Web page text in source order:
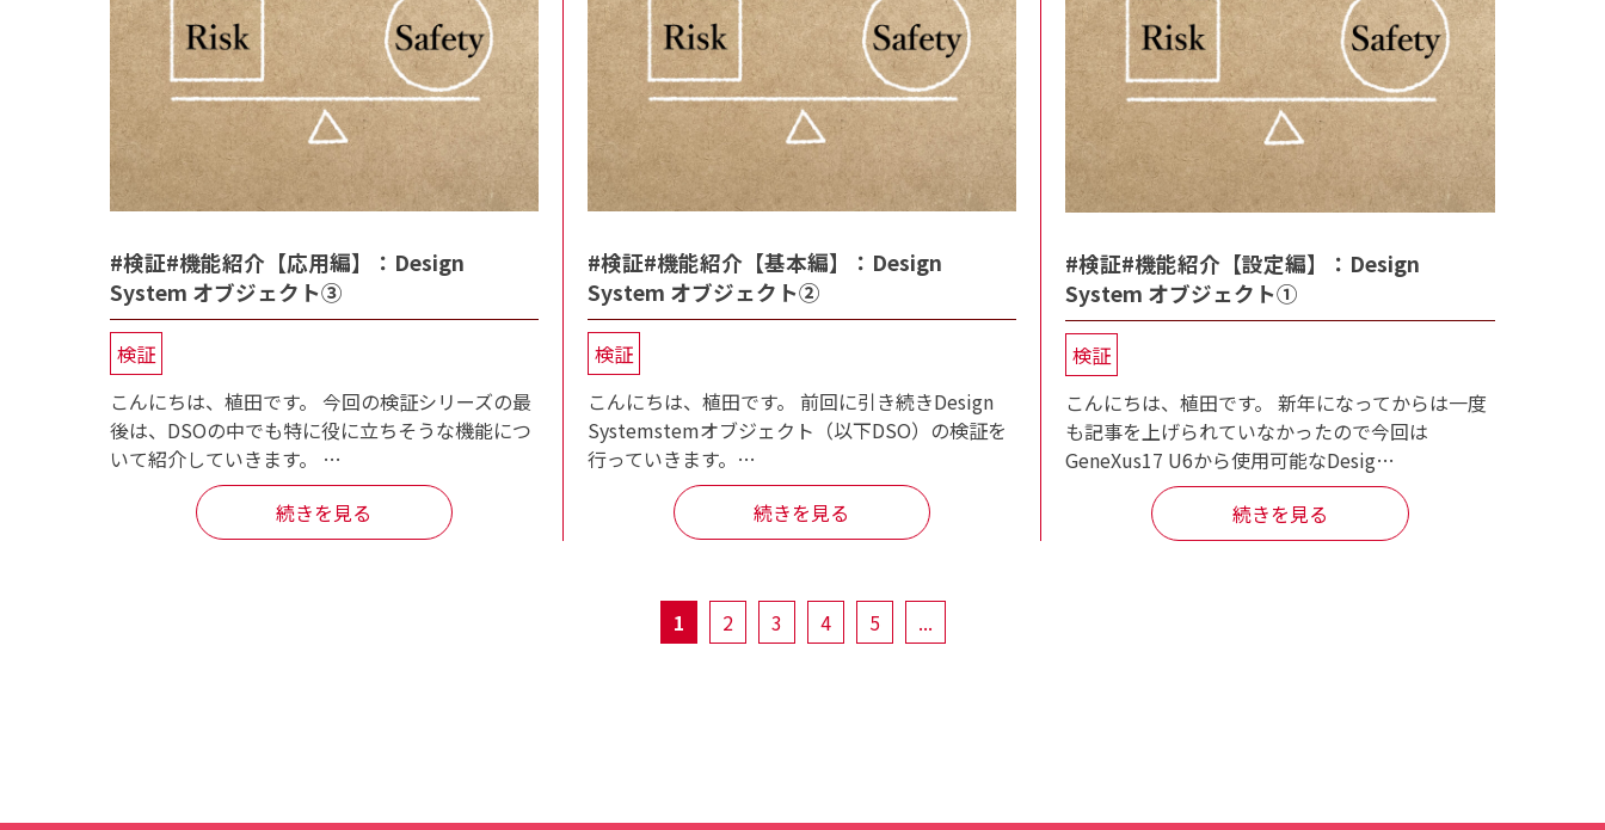
#検証#機能紹介【応用編】：Design
System オブジェクト③
検証
こんにちは、植田です。 今回の検証シリーズの最
後は、DSOの中でも特に役に立ちそうな機能につ
いて紹介していきます。 …
続きを見る
#検証#機能紹介【基本編】：Design
System オブジェクト②
検証
こんにちは、植田です。 前回に引き続きDesign
Systemstemオブジェクト（以下DSO）の検証を
行っていきます。…
続きを見る
#検証#機能紹介【設定編】：Design
System オブジェクト①
検証
こんにちは、植田です。 新年になってからは一度
も記事を上げられていなかったので今回は
GeneXus17 U6から使用可能なDesig…
続きを見る
1 2 3 4 5 ...